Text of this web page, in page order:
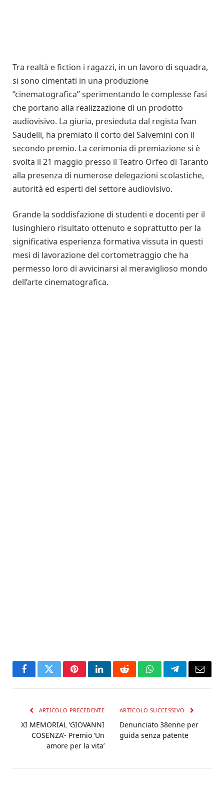
Tra realtà e fiction i ragazzi, in un lavoro di squadra,
si sono cimentati in una produzione
“cinematografica” sperimentando le complesse fasi
che portano alla realizzazione di un prodotto
audiovisivo. La giuria, presieduta dal regista Ivan
Saudelli, ha premiato il corto del Salvemini con il
secondo premio. La cerimonia di premiazione si è
svolta il 21 maggio presso il Teatro Orfeo di Taranto
alla presenza di numerose delegazioni scolastiche,
autorità ed esperti del settore audiovisivo.
Grande la soddisfazione di studenti e docenti per il
lusinghiero risultato ottenuto e soprattutto per la
significativa esperienza formativa vissuta in questi
mesi di lavorazione del cortometraggio che ha
permesso loro di avvicinarsi al meraviglioso mondo
dell’arte cinematografica.
FacebookTwitterPinterestLinkedInRedditWhatsAppTelegramEmail
ARTICOLO PRECEDENTE
XI MEMORIAL ‘GIOVANNI
COSENZA’- Premio ‘Un
amore per la vita’
ARTICOLO SUCCESSIVO
Denunciato 38enne per
guida senza patente